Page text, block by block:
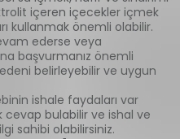
içeren içecekler içmek
kullanmak önemli olabilir.
ederse veya
başvurmanız önemli
belirleyebilir ve uygun
ishale faydaları var
cevap bulabilir ve ishal ve
sahibi olabilirsiniz.